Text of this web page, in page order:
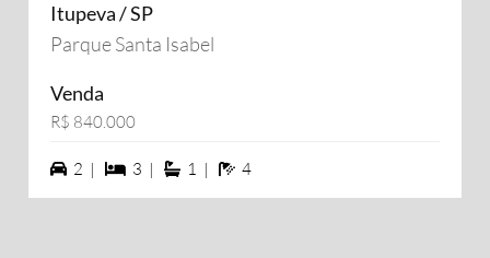
Itupeva / SP
Parque Santa Isabel
Venda
R$ 840.000
2 vagas na garagem
2 | 3 dormiórios
3 | 1 suítes
1 | 4 banheiros
4